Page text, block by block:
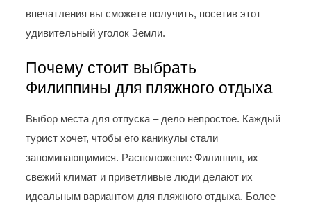
впечатления вы сможете получить, посетив этот
удивительный уголок Земли.
Почему стоит выбрать
Филиппины для пляжного отдыха
Выбор места для отпуска – дело непростое. Каждый
турист хочет, чтобы его каникулы стали
запоминающимися. Расположение Филиппин, их
свежий климат и приветливые люди делают их
идеальным вариантом для пляжного отдыха. Более